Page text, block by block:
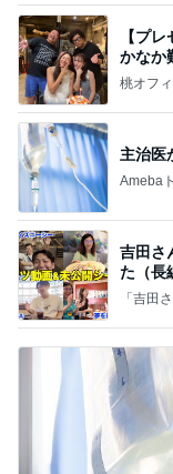
【プ
かなか
桃オフ
主治医
Ameba
吉田さ
た（長
「吉田